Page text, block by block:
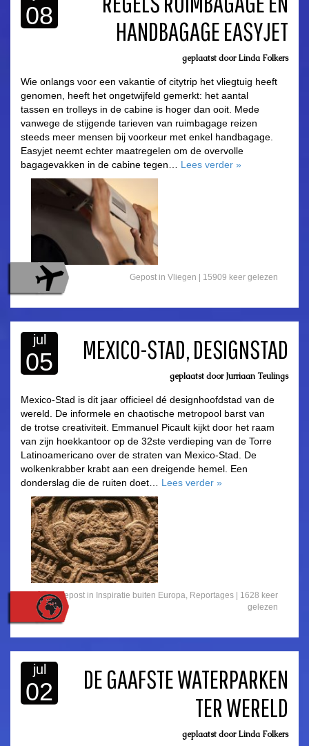
08
HANDBAGAGE EASYJET
geplaatst doorLinda Folkers
Wie onlangs voor een vakantie of citytrip het vliegtuig heeft
genomen, heeft het ongetwijfeld gemerkt: het aantal
tassen en trolleys in de cabine is hoger dan ooit. Mede
vanwege de stijgende tarieven van ruimbagage reizen
steeds meer mensen bij voorkeur met enkel handbagage.
Easyjet neemt echter maatregelen om de overvolle
bagagevakken in de cabine tegen… Lees verder »
Gepost in Vliegen 15909 keer gelezen
jul
05 MEXICO-STAD, DESIGNSTAD
geplaatst doorJurriaan Teulings
Mexico-Stad is dit jaar officieel dé designhoofdstad van de
wereld. De informele en chaotische metropool barst van
de trotse creativiteit. Emmanuel Picault kijkt door het raam
van zijn hoekkantoor op de 32ste verdieping van de Torre
Latinoamericano over de straten van Mexico-Stad. De
wolkenkrabber krabt aan een dreigende hemel. Een
donderslag die de ruiten doet… Lees verder »
Gepost in Inspiratie buiten Europa, Reportages
1628 keer
gelezen
jul
02
DE GAAFSTE WATERPARKEN
TER WERELD
geplaatst doorLinda Folkers